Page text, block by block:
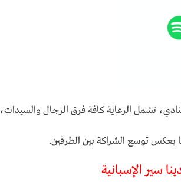
تشمل الرعاية كافة فرق الرجال والسيدات،
يعكس توسع الشراكة بين الطرفين.
سير الإسبانية